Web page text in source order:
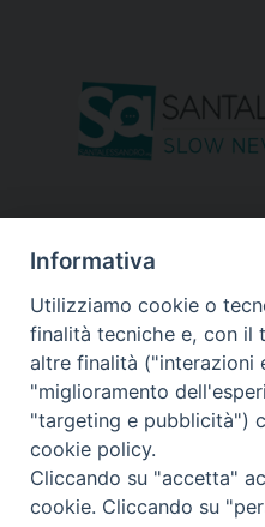
Informativa
Utilizziamo cookie o
finalità tecniche e, con il
altre finalità ("interazioni
"miglioramento
"targeting e pubblicità")
cookie policy.
Cliccando su "accetta"
cookie. Cliccando su